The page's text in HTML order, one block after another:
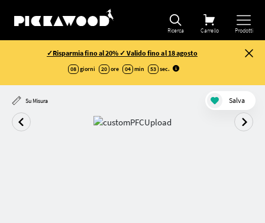
Ricerca Carrello Prodotti
✓Risparmia fino al 20% ✓ Valido fino al 18 agosto
08 giorni 20 ore 04 min 52 sec.
Su Misura Salva